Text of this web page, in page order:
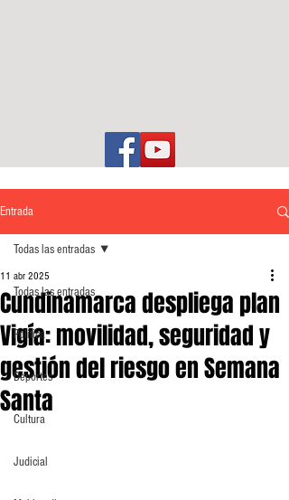
Entrada
Todas las entradas
Política
Deportes
Cultura
Judicial
Todas las entradas
Cundinamarca despliega plan
Vigía: movilidad, seguridad y
gestión del riesgo en Semana
Santa
11 abr 2025